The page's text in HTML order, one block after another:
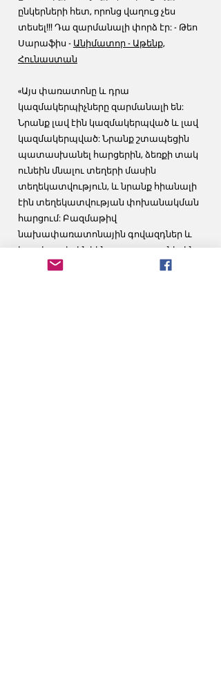
ընկերների հետ, որոնց վաղուց չես
տեսել!!! Դա զարմանալի փորձ էր: - Թեո
Սարաֆիս - Անիմատոր - Աթենք,
Հունաստան
«Այս փառատոնը և դրա
կազմակերպիչները զարմանալի են:
Նրանք լավ էին կազմակերպված և լավ
կազմակերպված: Նրանք շտապեցին
պատասխանել հարցերին, ձեռքի տակ
ունեին մնալու տեղերի մասին
տեղեկատվություն, և նրանք հիանալի
էին տեղեկատվության փոխանակման
հարցում: Բազմաթիվ
նախափառատոնային գովազդներ և
խրախուսեցին կինոարտադրողներին
նյութեր ներկայացնել գովազդի և